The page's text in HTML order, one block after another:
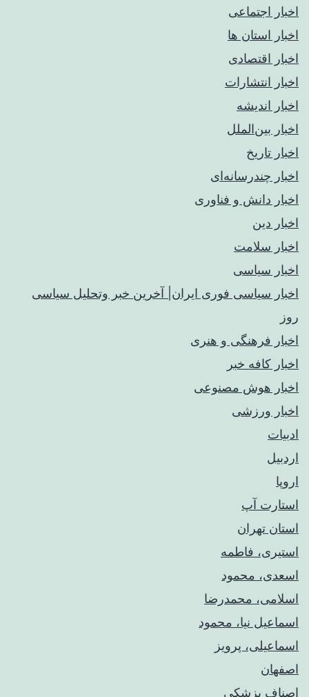
اخبار اجتماعی
اخبار استان ها
اخبار اقتصادی
اخبار انتشارات
اخبار اندیشه
اخبار بین‌الملل
اخبار تاریخ
اخبار چندرسانه‌ای
اخبار دانش و فناوری
اخبار دین
اخبار سلامت
اخبار سیاسی
اخبار سیاسی فوری ایران| آخرین خبر وتحلیل سیاسی
روز
اخبار فرهنگی و هنری
اخبار کافه خبر
اخبار هوش مصنوعی
اخبار ورزشی
ادبیات
اردبیل
اروپا
استارت آپ
استان تهران
استیری، فاطمه
اسعدی، محمود
اسلامی، محمدرضا
اسماعیل نیا، محمود
اسماعیلی، پرویز
اصفهان
اصناف پزشکی